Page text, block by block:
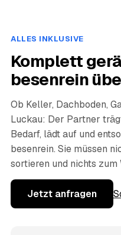
ALLES INKLUSIVE
Komplett
besenrein
Ob Keller, Dachboden,
Luckau: Der Partner
Bedarf, lädt auf und
besenrein. Sie müssen
sortieren und nichts
Jetzt anfragen